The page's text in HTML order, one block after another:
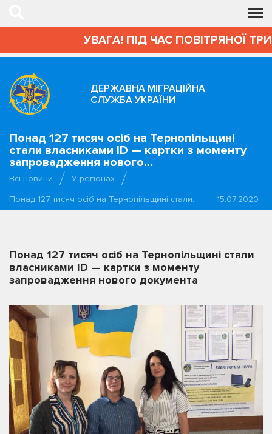
УВАГА! ПІД ЧАС ПОВІТРЯНОЇ
ДЕРЖАВНА МІГРАЦІЙНА
СЛУЖБА УКРАЇНИ
Понад 127 тисяч осіб на Тернопільщині
стали власниками ID — картки з моменту
запровадження нового…
Всі новини
У регіонах
Понад 127 тисяч осіб на Тернопільщині стали…
15.07.2020
Понад 127 тисяч осіб на Тернопільщині стали
власниками ID — картки з моменту
запровадження нового документа